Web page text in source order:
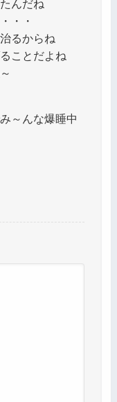
んだね
・・
るからね
ことだよね
～んな爆睡中